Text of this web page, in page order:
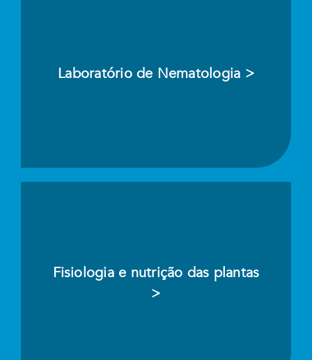
Laboratório de Nematologia >
Fisiologia e nutrição das plantas
>